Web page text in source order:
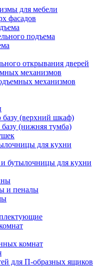
для мебели
фасадов
подъема
открывания дверей
механизмов
механизмов
(верхний шкаф)
(нижняя тумба)
для кухни
бутылочницы для кухни
и пеналы
комнат
для П-образных ящиков